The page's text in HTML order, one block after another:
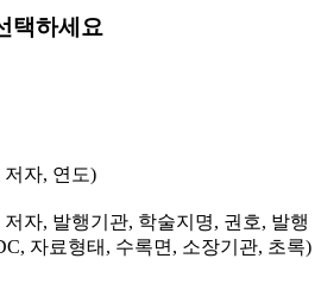
택하세요
저자, 연도)
자, 발행기관, 학술지명, 권호, 발행
자료형태, 수록면, 소장기관, 초록)